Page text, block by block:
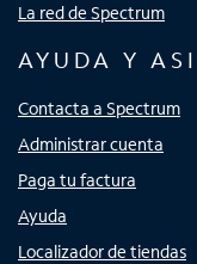
La red de Spectrum
AYUDA Y
Contacta a Spectrum
Administrar cuenta
Paga tu factura
Ayuda
Localizador de tiendas